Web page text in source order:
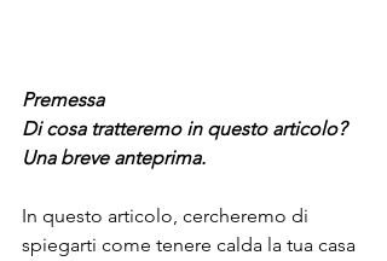
Premessa
Di cosa tratteremo in questo articolo?
Una breve anteprima.
In questo articolo, cercheremo di
spiegarti come tenere calda la tua casa